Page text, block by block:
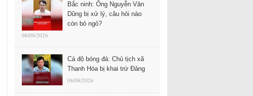
Bắc ninh: Ông Nguyễn Văn
Dũng bị xử lý, câu hỏi nào
còn bỏ ngỏ?
08/08/2026
Cá độ bóng đá: Chủ tịch xã
Thanh Hóa bị khai trừ Đảng
08/08/2026